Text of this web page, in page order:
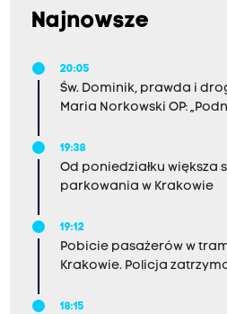
Najnowsze
20:05
Św. Dominik, prawda i
Maria Norkowski OP:
19:38
Od poniedziałku większa
parkowania w Krakowie
19:12
Pobicie pasażerów w
Krakowie. Policja
18:15